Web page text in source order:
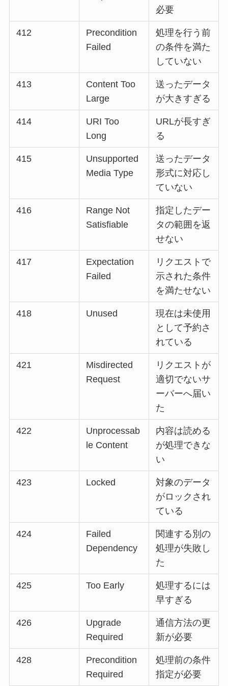
必要
412
Precondition
Failed
処理を行う前
の条件を満た
していない
413
Content Too
Large
送ったデータ
が大きすぎる
414
URI Too
Long
URLが長すぎ
る
415
Unsupported
Media Type
送ったデータ
形式に対応し
ていない
416
Range Not
Satisfiable
指定したデー
タの範囲を返
せない
417
Expectation
Failed
リクエストで
示された条件
を満たせない
418 Unused
現在は未使用
として予約さ
れている
421
Misdirected
Request
リクエストが
適切でないサ
ーバーへ届い
た
422
Unprocessab
le Content
内容は読める
が処理できな
い
423 Locked
対象のデータ
がロックされ
ている
424
Failed
Dependency
関連する別の
処理が失敗し
た
425 Too Early
処理するには
早すぎる
426
Upgrade
Required
通信方法の更
新が必要
428
Precondition
Required
処理前の条件
指定が必要